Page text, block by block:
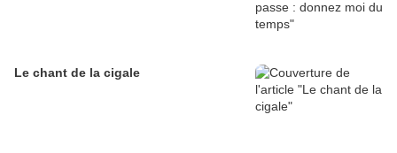
Le chant de la cigale